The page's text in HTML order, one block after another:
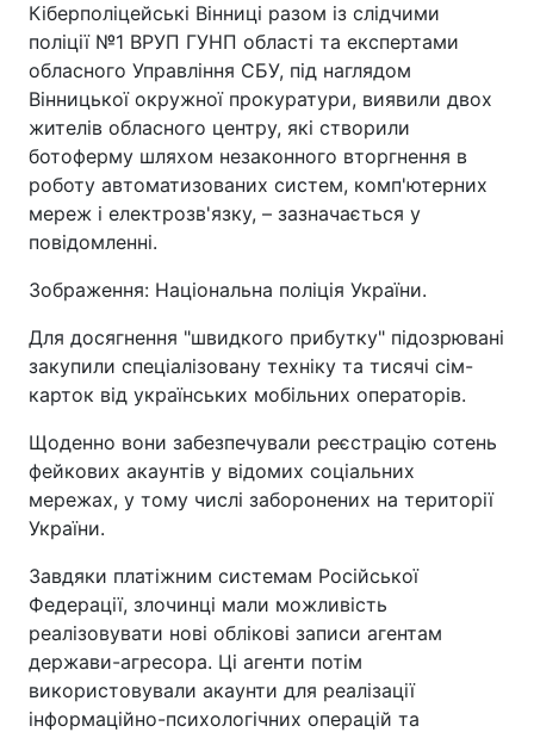
Кіберполіцейські Вінниці разом із слідчими
поліції №1 ВРУП ГУНП області та експертами
обласного Управління СБУ, під наглядом
Вінницької окружної прокуратури, виявили двох
жителів обласного центру, які створили
ботоферму шляхом незаконного вторгнення в
роботу автоматизованих систем, комп'ютерних
мереж і електрозв'язку, – зазначається у
повідомленні.
Зображення: Національна поліція України.
Для досягнення "швидкого прибутку" підозрювані
закупили спеціалізовану техніку та тисячі сім-
карток від українських мобільних операторів.
Щоденно вони забезпечували реєстрацію сотень
фейкових акаунтів у відомих соціальних
мережах, у тому числі заборонених на території
України.
Завдяки платіжним системам Російської
Федерації, злочинці мали можливість
реалізовувати нові облікові записи агентам
держави-агресора. Ці агенти потім
використовували акаунти для реалізації
інформаційно-психологічних операцій та